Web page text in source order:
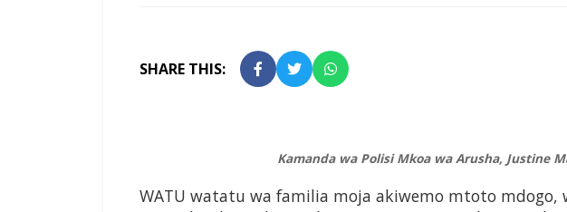
SHARE THIS:
Kamanda wa Polisi Mkoa wa Arusha, Justine
WATU watatu wa familia moja akiwemo mtoto mdogo,